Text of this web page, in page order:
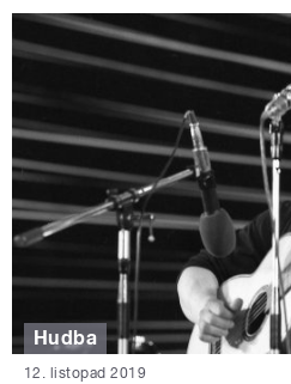
Hudba
12. listopad 2019